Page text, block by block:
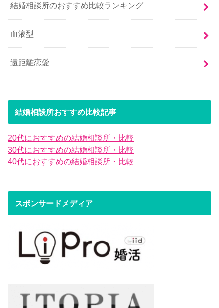
結婚相談所のおすすめ比較ランキング
血液型
遠距離恋愛
結婚相談所おすすめ比較記事
20代におすすめの結婚相談所・比較
30代におすすめの結婚相談所・比較
40代におすすめの結婚相談所・比較
スポンサードメディア